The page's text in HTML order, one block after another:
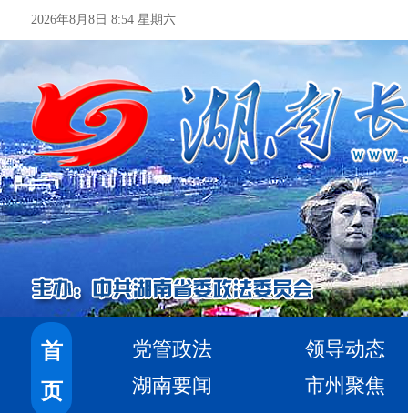
2026年8月8日 8:54 星期六
首
页
党管政法
领导动态
湖南要闻
市州聚焦